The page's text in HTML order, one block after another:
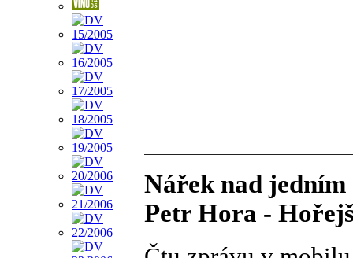
Nářek nad jedním
Petr Hora -